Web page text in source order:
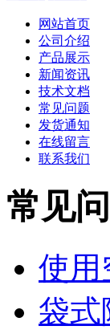
网站首页
公司介绍
产品展示
新闻资讯
技术文档
常见问题
发货通知
在线留言
联系我们
常见
使用
袋式